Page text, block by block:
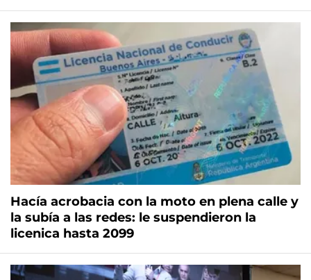
Hacía acrobacia con la moto en plena calle y
la subía a las redes: le suspendieron la
licenica hasta 2099